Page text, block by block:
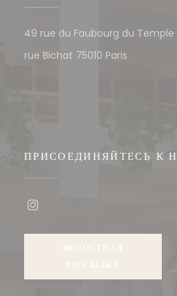
49 rue du Faubourg du
rue Bichat 75010 Paris
ПРИСОЕДИНЯЙТЕСЬ К
НОВОСТНАЯ
РАССЫЛКА